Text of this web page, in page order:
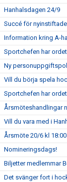
Hanhalsdagen 24/9
Succé för
Information kring A-
Sportchefen har ordet
Ny
Vill du börja spela
Sportchefen har
Årsmöteshandlingar
Vill du vara med i
Årsmöte 20/6 kl 18:00
Nomineringsdags!
Biljetter medlemmar
Det svänger fort i